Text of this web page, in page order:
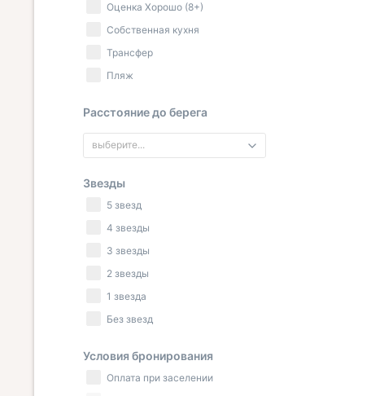
Оценка Хорошо (8+)
Собственная кухня
Трансфер
Пляж
Расстояние до берега
выберите...
Звезды
5 звезд
4 звезды
3 звезды
2 звезды
1 звезда
Без звезд
Условия бронирования
Оплата при заселении